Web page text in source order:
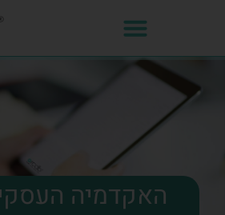
האקדמיה